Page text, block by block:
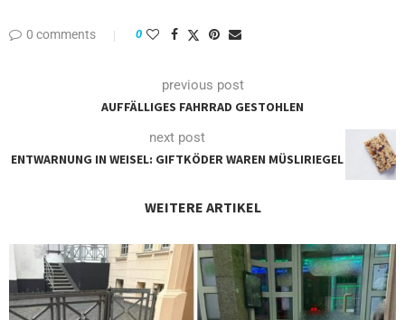
0 comments 0
previous post
AUFFÄLLIGES FAHRRAD GESTOHLEN
next post
ENTWARNUNG IN WEISEL: GIFTKÖDER WAREN MÜSLIRIEGEL
WEITERE ARTIKEL